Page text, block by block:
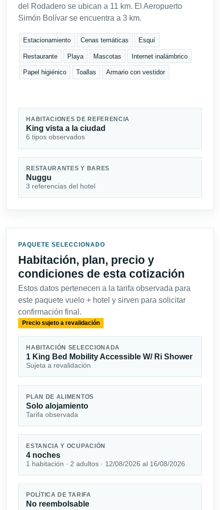
del Rodadero se ubican a 11 km. El Aeropuerto
Simón Bolívar se encuentra a 3 km.
Estacionamiento Cenas temáticas Esquí
Restaurante Playa Mascotas Internet inalámbrico
Papel higiénico Toallas Armario con vestidor
HABITACIONES DE REFERENCIA
King vista a la ciudad
6 tipos observados
RESTAURANTES Y BARES
Nuggu
3 referencias del hotel
PAQUETE SELECCIONADO
Habitación, plan, precio y
condiciones de esta cotización
Estos datos pertenecen a la tarifa observada para
este paquete vuelo + hotel y sirven para solicitar
confirmación final.
Precio sujeto a revalidación
HABITACIÓN SELECCIONADA
1 King Bed Mobility Accessible W/ Ri Shower
Sujeta a revalidación
PLAN DE ALIMENTOS
Solo alojamiento
Tarifa observada
ESTANCIA Y OCUPACIÓN
4 noches
1 habitación · 2 adultos · 12/08/2026 al 16/08/2026
POLÍTICA DE TARIFA
No reembolsable